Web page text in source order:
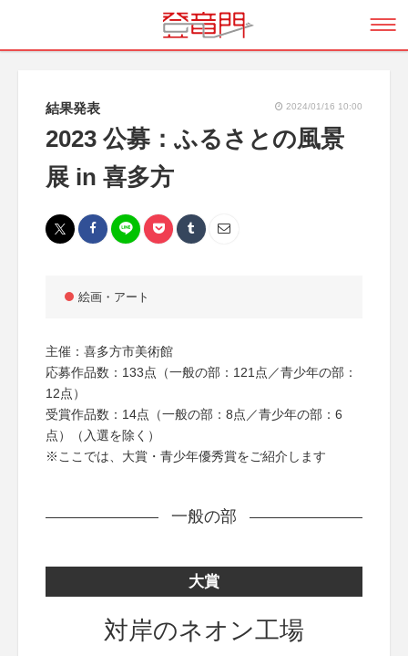
結果発表 2024/01/16 10:00
2023 公募：ふるさとの風景
展 in 喜多方
絵画・アート
主催：喜多方市美術館
応募作品数：133点（一般の部：121点／青少年の部：
12点）
受賞作品数：14点（一般の部：8点／青少年の部：6
点）（入選を除く）
※ここでは、大賞・青少年優秀賞をご紹介します
一般の部
大賞
対岸のネオン工場